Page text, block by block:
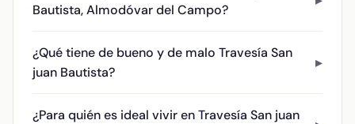
Bautista, Almodóvar del Campo?
¿Qué tiene de bueno y de malo Travesía San
juan Bautista?
¿Para quién es ideal vivir en Travesía San juan